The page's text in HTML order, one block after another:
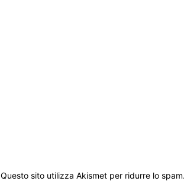
Questo sito utilizza Akismet per ridurre lo